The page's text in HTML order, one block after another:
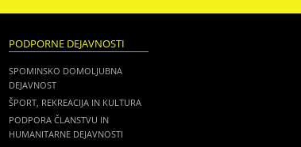
PODPORNE DEJAVNOSTI
SPOMINSKO DOMOLJUBNA
DEJAVNOST
ŠPORT, REKREACIJA IN KULTURA
PODPORA ČLANSTVU IN
HUMANITARNE DEJAVNOSTI